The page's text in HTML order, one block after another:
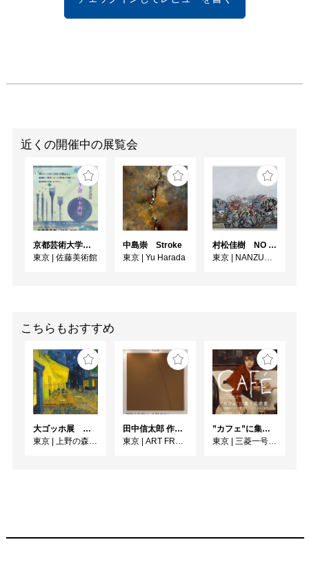
近くの開催中の展覧会
京都芸術大学通信教育課程 ゆうゆう会日本画展
東京
佐藤美術館
中島崇 Stroke
東京
Yu Harada
村松佳樹 NO SEQUENCE
東京
NANZUKA UNDERGROUND
こちらもおすすめ
大ゴッホ展 夜のカフェテラス
東京
上野の森美術館
田中信太郎 作品展
東京
ART FRONT GALLERY
”カフェ”に集う芸術家 ー印象派からゴッホ、ロートレック、ピカソまで
東京
三菱一号館美術館